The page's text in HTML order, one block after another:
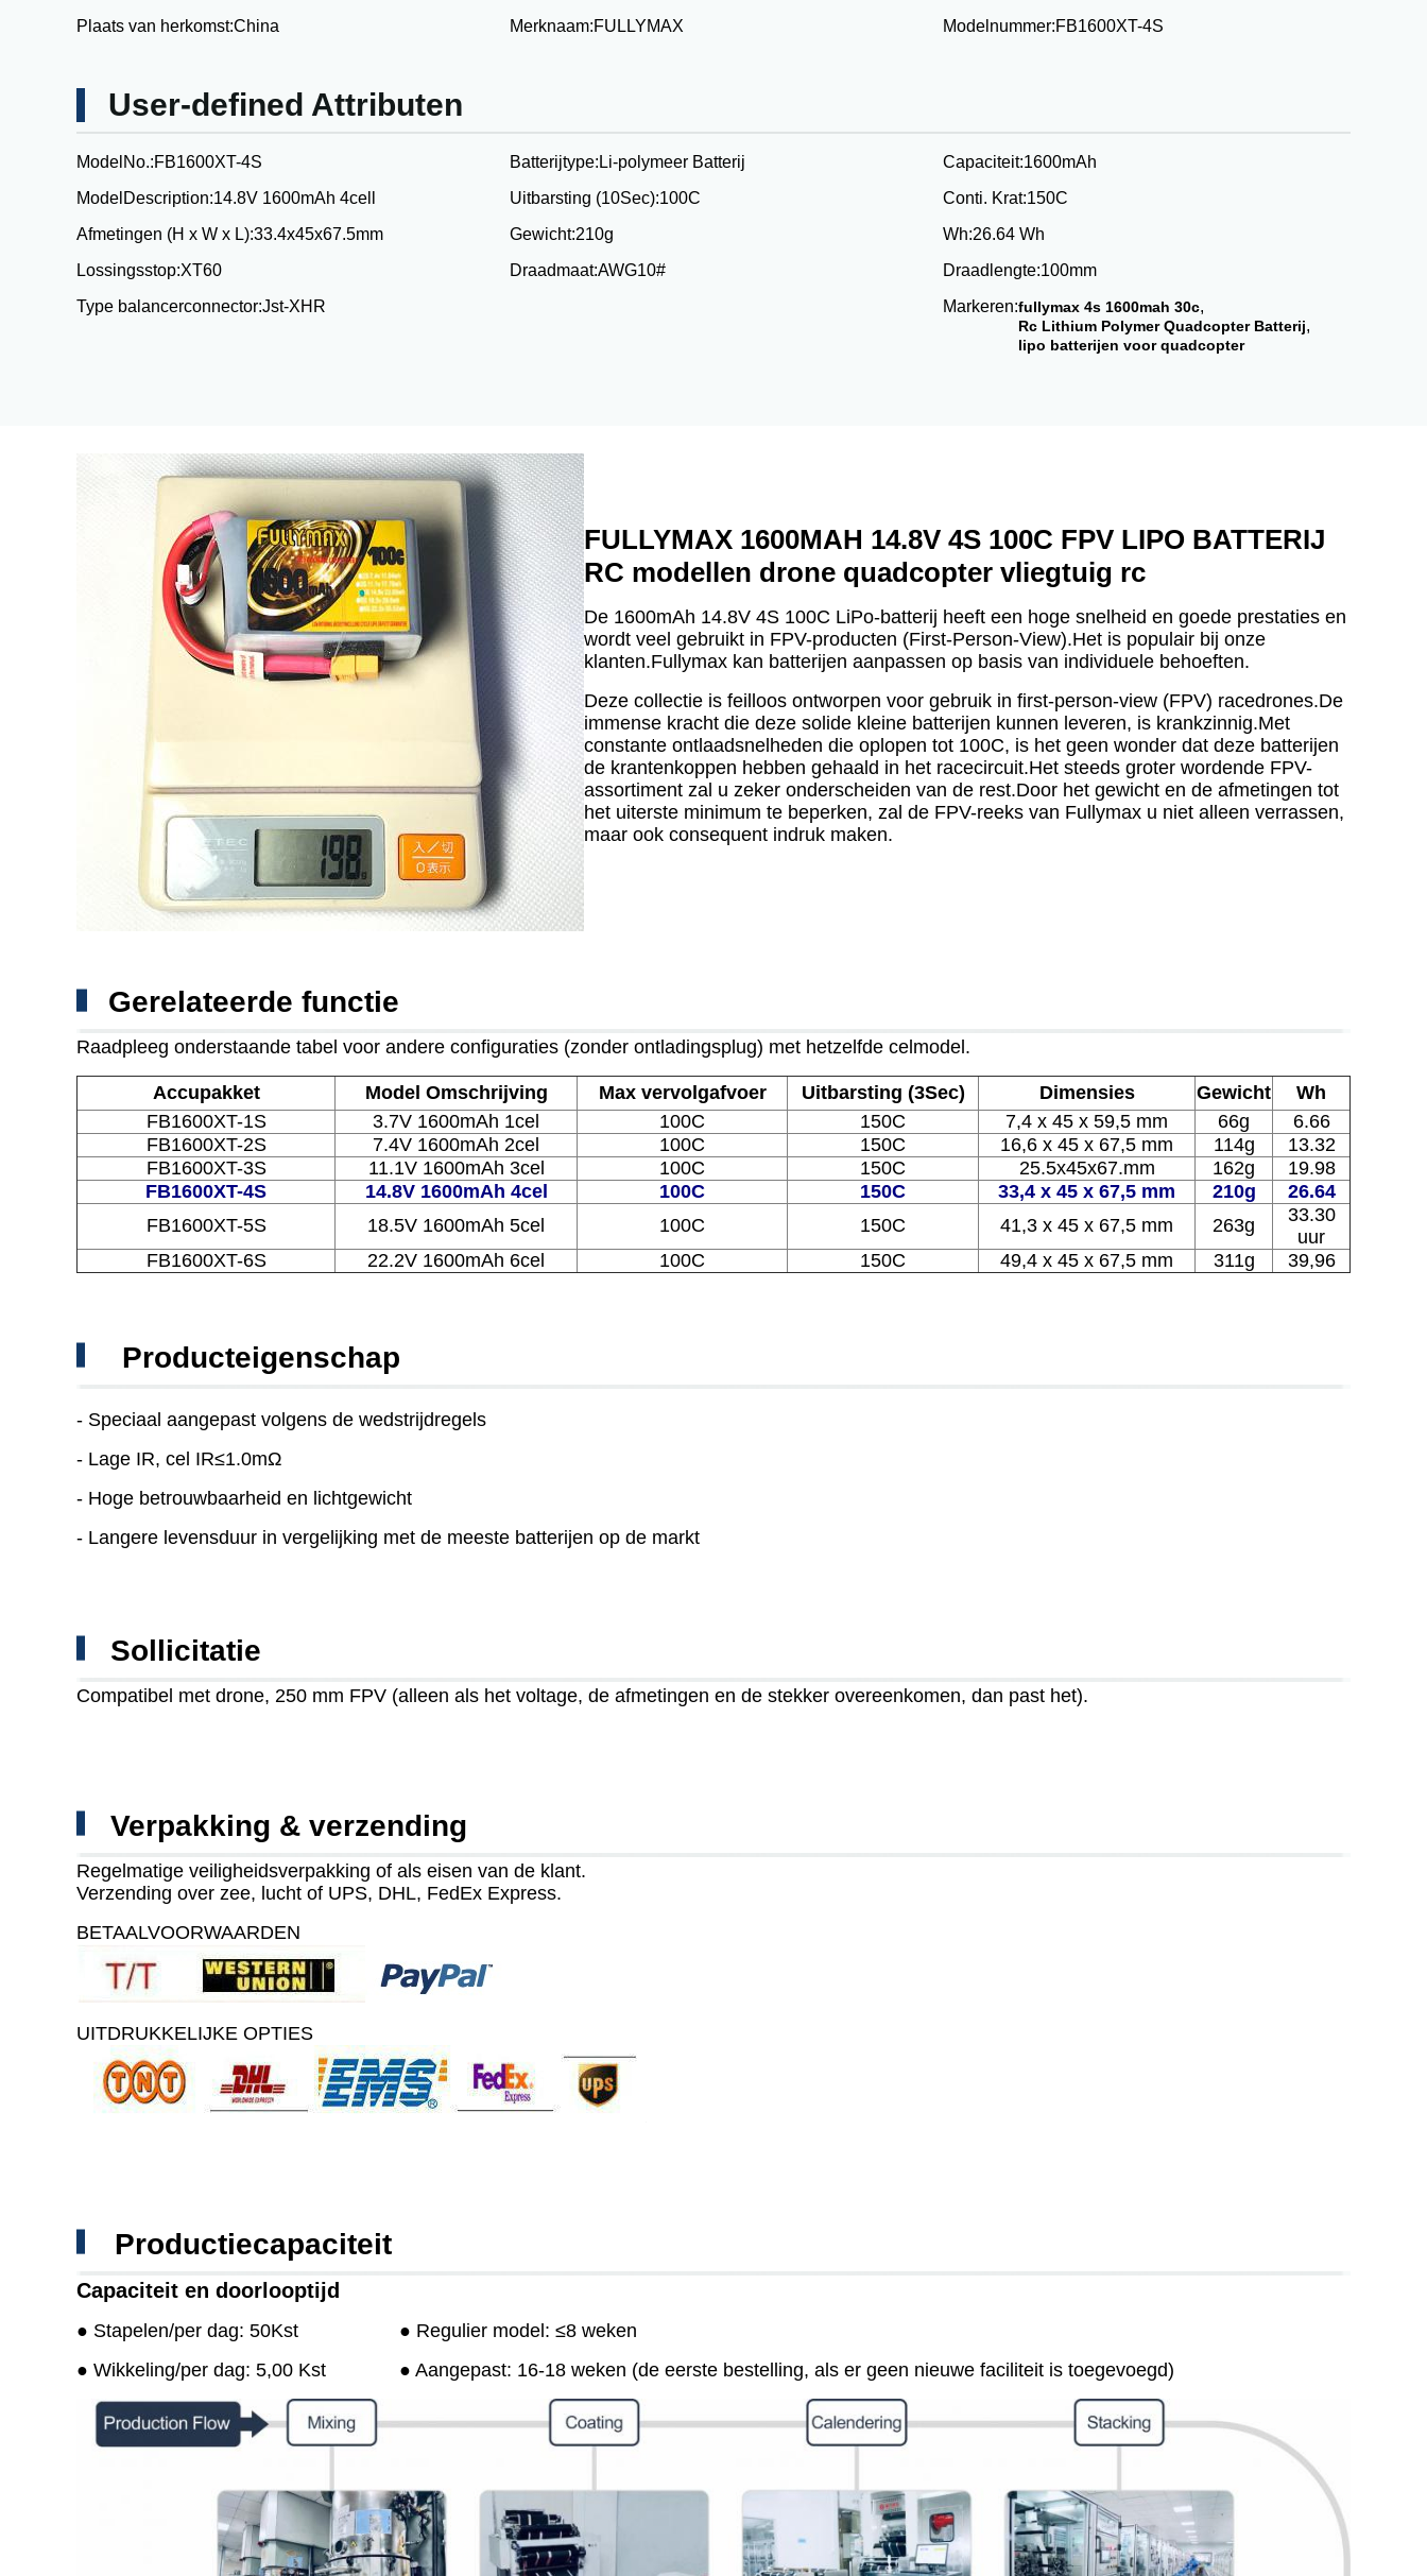
Plaats van herkomst:China Merknaam:FULLYMAX Modelnummer:FB1600XT-4S
User-defined Attributen
ModelNo.:FB1600XT-4S Batterijtype: Li-polymeer Batterij Capaciteit:1600mAh
ModelDescription:14.8V 1600mAh 4cell Uitbarsting (10Sec):100C Conti. Krat:150C
Afmetingen (H x W x L):33.4x45x67.5mm Gewicht:210g Wh:26.64 Wh
Lossingsstop:XT60 Draadmaat:AWG10# Draadlengte:100mm
Type balancerconnector:Jst-XHR Markeren:fullymax 4s 1600mah 30c,
Rc Lithium Polymer Quadcopter Batterij,
lipo batterijen voor quadcopter
FULLYMAX 1600MAH 14.8V 4S 100C FPV LIPO BATTERIJ
RC modellen drone quadcopter vliegtuig rc
De 1600mAh 14.8V 4S 100C LiPo-batterij heeft een hoge snelheid en goede prestaties en
wordt veel gebruikt in FPV-producten (First-Person-View).Het is populair bij onze
klanten.Fullymax kan batterijen aanpassen op basis van individuele behoeften.
Deze collectie is feilloos ontworpen voor gebruik in first-person-view (FPV) racedrones.De
immense kracht die deze solide kleine batterijen kunnen leveren, is krankzinnig.Met
constante ontlaadsnelheden die oplopen tot 100C, is het geen wonder dat deze batterijen
de krantenkoppen hebben gehaald in het racecircuit.Het steeds groter wordende FPV-
assortiment zal u zeker onderscheiden van de rest.Door het gewicht en de afmetingen tot
het uiterste minimum te beperken, zal de FPV-reeks van Fullymax u niet alleen verrassen,
maar ook consequent indruk maken.
Gerelateerde functie
Raadpleeg onderstaande tabel voor andere configuraties (zonder ontladingsplug) met hetzelfde celmodel.
Accupakket Model Omschrijving Max vervolgafvoer Uitbarsting (3Sec) Dimensies Gewicht
Wh
FB1600XT-1S
3.7V 1600mAh 1cel 100C 150C 7,4 x 45 x 59,5 mm 66g
6.66
FB1600XT-2S
7.4V 1600mAh 2cel 100C 150C 16,6 x 45 x 67,5 mm 114g
13.32
FB1600XT-3S
11.1V 1600mAh 3cel 100C 150C 25.5x45x67.mm 162g
19.98
FB1600XT-4S
14.8V 1600mAh 4cel 100C 150C 33,4 x 45 x 67,5 mm 210g
26.64
FB1600XT-5S
18.5V 1600mAh 5cel 100C 150C 41,3 x 45 x 67,5 mm 263g
33.30
uur
FB1600XT-6S
22.2V 1600mAh 6cel 100C 150C 49,4 x 45 x 67,5 mm 311g 39,96
Producteigenschap
- Speciaal aangepast volgens de wedstrijdregels
- Lage IR, cel IR≤1.0mΩ
- Hoge betrouwbaarheid en lichtgewicht
- Langere levensduur in vergelijking met de meeste batterijen op de markt
Sollicitatie
Compatibel met drone, 250 mm FPV (alleen als het voltage, de afmetingen en de stekker overeenkomen, dan past het).
Verpakking & verzending
Regelmatige veiligheidsverpakking of als eisen van de klant.
Verzending over zee, lucht of UPS, DHL, FedEx Express.
BETAALVOORWAARDEN
UITDRUKKELIJKE OPTIES
Productiecapaciteit
Capaciteit en doorlooptijd
● Stapelen/per dag: 50Kst
● Wikkeling/per dag: 5,00 Kst
● Regulier model: ≤8 weken
● Aangepast: 16-18 weken (de eerste bestelling, als er geen nieuwe faciliteit is toegevoegd)